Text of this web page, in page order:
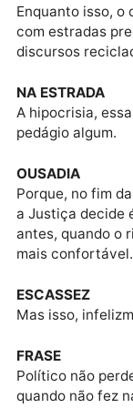
CAMALEÃO
Quando a
solução
para a frente
melhor como
CARRO
É a política do
carro já
MUNDO REAL
Enquanto
com estradas
NA ESTRADA
A hipocrisia,